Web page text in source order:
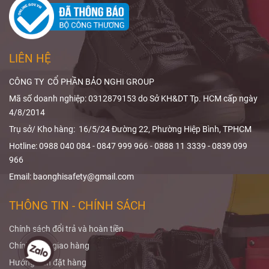
đương chì,
phạm vi che
phủ và thiết kế
sản phẩm.
bạn hiểu rõ
ALARA trong
X-quangvà
giảm liều
LIÊN HỆ
CÔNG TY CỔ PHẦN BẢO NGHI GROUP
Mã số doanh nghiệp: 0312879153 do Sở KH&DT Tp. HCM cấp ngày
4/8/2014
Trụ sở/ Kho hàng: 16/5/24 Đường 22, Phường Hiệp Bình, TPHCM
Hotline: 0988 040 084 - 0847 999 966 - 0888 11 3339 - 0839 099
966
Email: baonghisafety@gmail.com
THÔNG TIN - CHÍNH SÁCH
Chính sách đổi trả và hoàn tiền
Chính sách giao hàng
Hướng dẫn đặt hàng